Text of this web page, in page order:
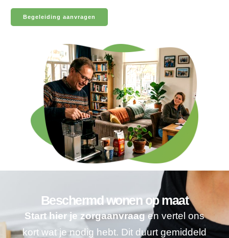
Begeleiding aanvragen
Beschermd wonen op maat
Start hier je zorgaanvraagen vertel ons
kort wat je nodig hebt. Dit duurt gemiddeld